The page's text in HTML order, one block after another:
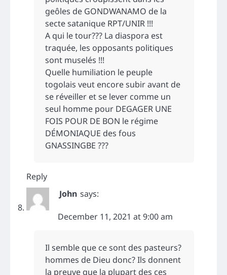
geôles de GONDWANAMO de la
secte satanique RPT/UNIR !!!
A qui le tour??? La diaspora est
traquée, les opposants politiques
sont muselés !!!
Quelle humiliation le peuple
togolais veut encore subir avant de
se réveiller et se lever comme un
seul homme pour DEGAGER UNE
FOIS POUR DE BON le régime
DÉMONIAQUE des fous
GNASSINGBE ???
Reply
John says:
December 11, 2021 at 9:00 am
Il semble que ce sont des pasteurs?
hommes de Dieu donc? Ils donnent
la preuve que la plupart des ces